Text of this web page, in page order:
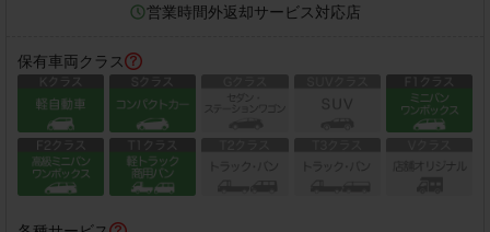
営業時間外返却サービス対応店
保有車両クラス